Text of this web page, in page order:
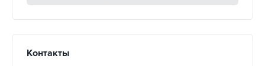
Контакты